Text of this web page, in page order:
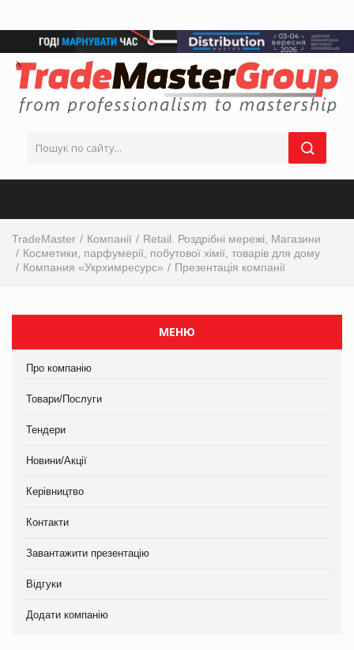
TradeMaster Компанії
Retail. Роздрібні мережі, Магазини
Косметики, парфумерії, побутової хімії, товарів для дому
Компания «Укрхимресурс»
Презентація компанії
МЕНЮ
Про компанію
Товари/Послуги
Тендери
Новини/Акції
Керівництво
Контакти
Завантажити презентацію
Відгуки
Додати компанію